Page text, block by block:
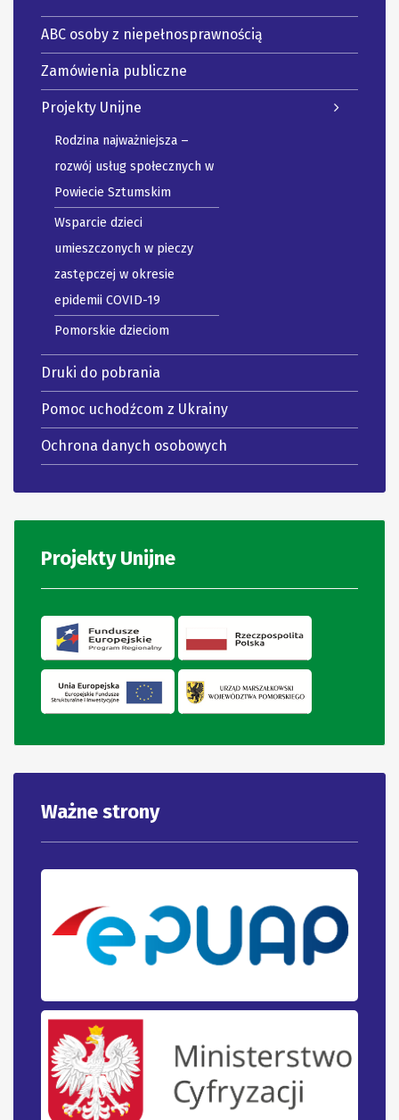
ABC osoby z niepełnosprawnością
Zamówienia publiczne
Projekty Unijne
Rodzina najważniejsza –
rozwój usług społecznych w
Powiecie Sztumskim
Wsparcie dzieci
umieszczonych w pieczy
zastępczej w okresie
epidemii COVID-19
Pomorskie dzieciom
Druki do pobrania
Pomoc uchodźcom z Ukrainy
Ochrona danych osobowych
Projekty Unijne
Ważne strony